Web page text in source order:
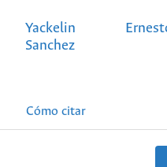
Yackelin
Sanchez
Cómo citar